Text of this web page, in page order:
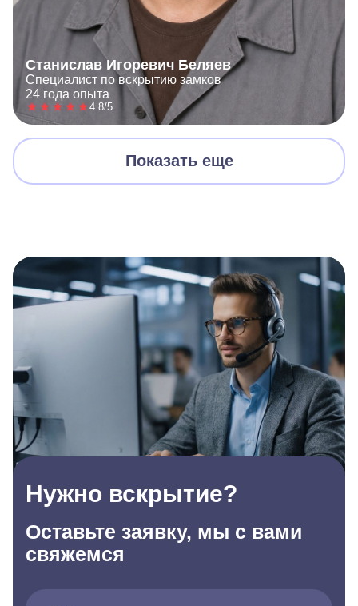
Станислав Игоревич Беляев
Специалист по вскрытию замков
24 года опыта
4.8/5
Показать еще
Нужно вскрытие?
Оставьте заявку, мы с вами
свяжемся